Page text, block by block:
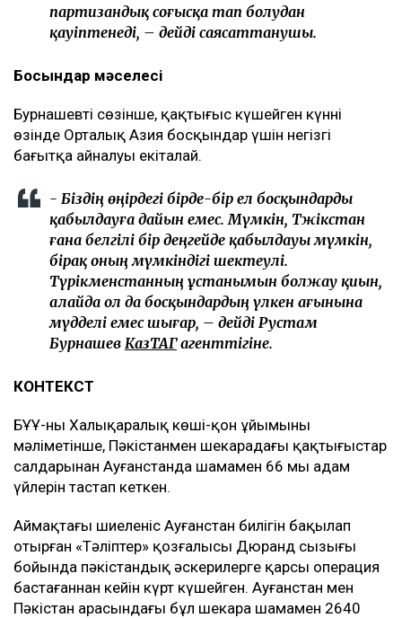
партизандық соғысқа тап болудан
қауіптенеді, – дейді саясаттанушы.
Босқындар мәселесі
Бурнашевтің сөзінше, қақтығыс күшейген күннің
өзінде Орталық Азия босқындар үшін негізгі
бағытқа айналуы екіталай.
- Біздің өңірдегі бірде-бір ел босқындарды
қабылдауға дайын емес. Мүмкін, Тәжікстан
ғана белгілі бір деңгейде қабылдауы мүмкін,
бірақ оның мүмкіндігі шектеулі.
Түрікменстанның ұстанымын болжау қиын,
алайда ол да босқындардың үлкен ағынына
мүдделі емес шығар, – дейді Рустам
Бурнашев КазТАГагенттігіне.
КОНТЕКСТ
БҰҰ-ның Халықаралық көші-қон ұйымының
мәліметінше, Пәкістанмен шекарадағы қақтығыстар
салдарынан Ауғанстанда шамамен 66 мың адам
үйлерін тастап кеткен.
Аймақтағы шиеленіс Ауғанстан билігін бақылап
отырған «Тәліптер» қозғалысы Дюранд сызығы
бойында пәкістандық әскерилерге қарсы операция
бастағаннан кейін күрт күшейген. Ауғанстан мен
Пәкістан арасындағы бұл шекара шамамен 2640